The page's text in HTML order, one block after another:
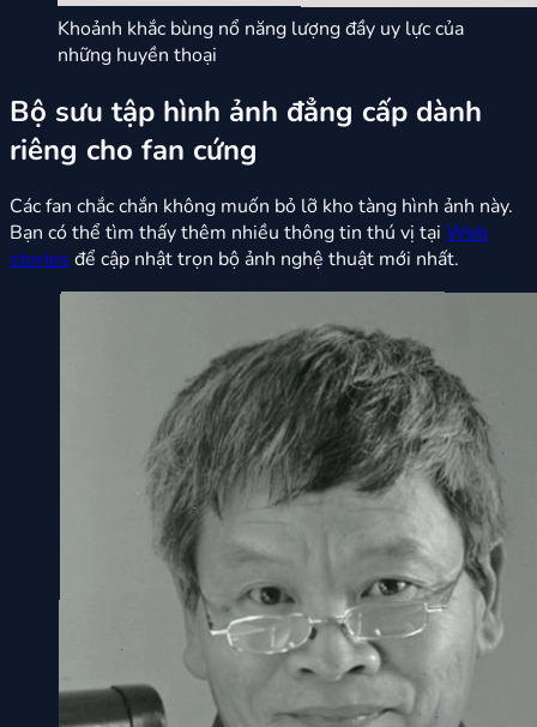
Khoảnh khắc bùng nổ năng lượng đầy uy lực của
những huyền thoại
Bộ sưu tập hình ảnh đẳng cấp dành
riêng cho fan cứng
Các fan chắc chắn không muốn bỏ lỡ kho tàng hình ảnh này.
Bạn có thể tìm thấy thêm nhiều thông tin thú vị tại Web
stories để cập nhật trọn bộ ảnh nghệ thuật mới nhất.